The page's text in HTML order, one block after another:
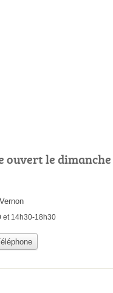
ouvert le dimanche
et 14h30-18h30